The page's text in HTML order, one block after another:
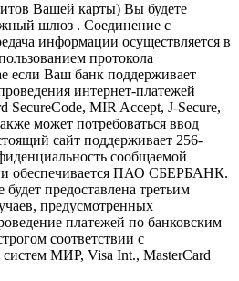
Вашей карты) Вы будете
шлюз . Соединение с
информации осуществляется в
протокола
если Ваш банк поддерживает
интернет-платежей
SecureCode, MIR Accept, J-Secure,
может потребоваться ввод
сайт поддерживает 256-
сообщаемой
обеспечивается ПАО СБЕРБАНК.
предоставлена третьим
предусмотренных
платежей по банковским
соответствии с
МИР, Visa Int., MasterCard